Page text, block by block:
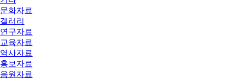
문화자료
갤러리
연구자료
교육자료
역사자료
홍보자료
음원자료